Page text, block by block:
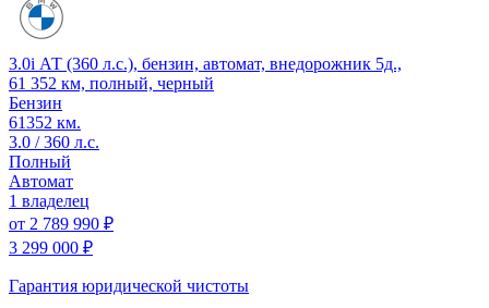
3.0i АТ (360 л.с.), бензин, автомат, внедорожник 5д.,
61 352 км, полный, черный
Бензин
61352 км.
3.0 / 360 л.с.
Полный
Автомат
1 владелец
от 2 789 990 ₽
3 299 000 ₽
Гарантия юридической чистоты